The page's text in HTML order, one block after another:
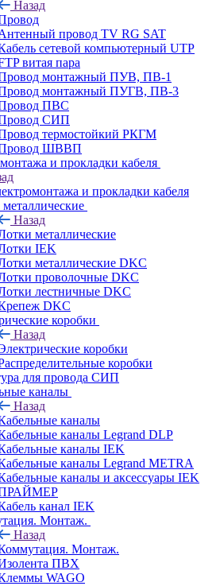
Назад
провод TV RG SAT
сетевой компьютерный UTP
витая пара
монтажный ПУВ, ПВ-1
монтажный ПУГВ, ПВ-3
ПВС
СИП
термостойкий РКГМ
ШВВП
и прокладки кабеля
и прокладки кабеля
Назад
металлические
IEK
металлические DKC
проволочные DKC
лестничные DKC
DKC
коробки
Назад
коробки
коробки
для провода СИП
каналы
Назад
каналы
каналы Legrand DLP
каналы IEK
каналы Legrand METRA
каналы и аксессуары IEK
канал IEK
Монтаж.
Назад
Монтаж.
ПВХ
WAGO